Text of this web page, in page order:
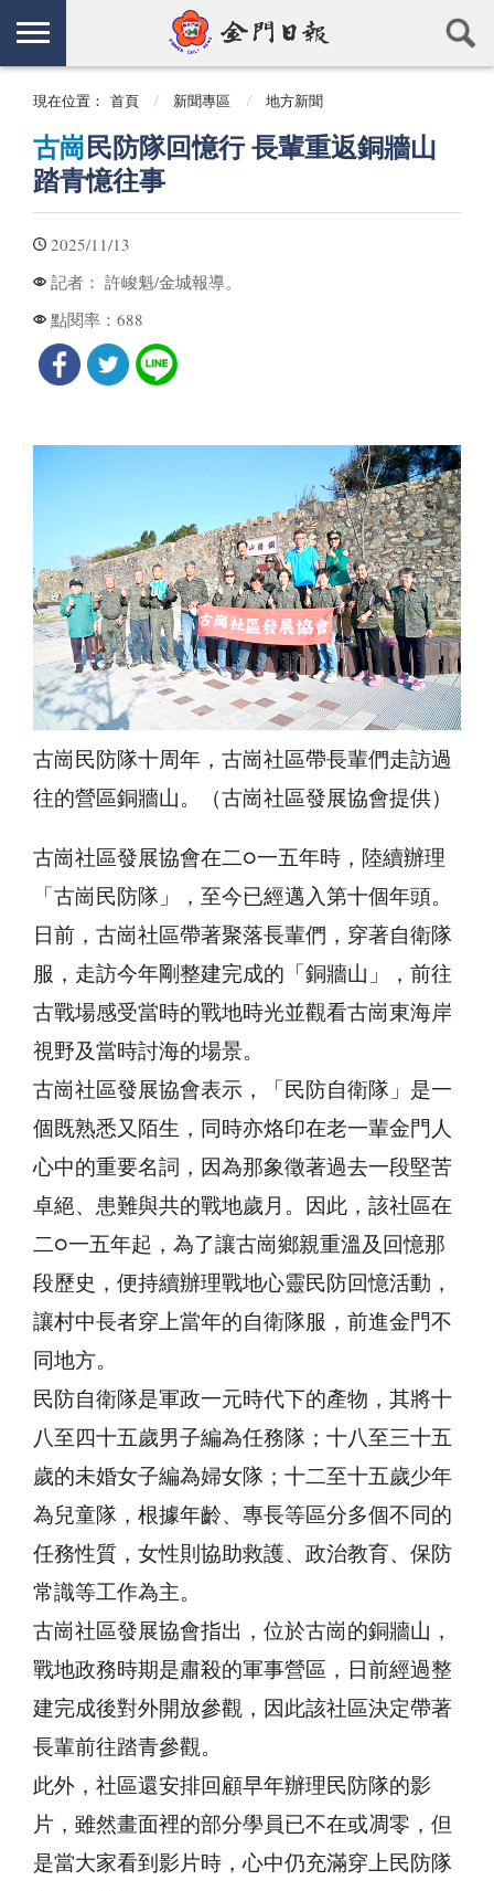
現在位置： 首頁 新聞專區 地方新聞
古崗民防隊回憶行 長輩重返銅牆山
踏青憶往事
2025/11/13
記者： 許峻魁/金城報導。
點閱率： 688
古崗民防隊十周年，古崗社區帶長輩們走訪過
往的營區銅牆山。（古崗社區發展協會提供）
古崗社區發展協會在二○一五年時，陸續辦理
「古崗民防隊」，至今已經邁入第十個年頭。
日前，古崗社區帶著聚落長輩們，穿著自衛隊
服，走訪今年剛整建完成的「銅牆山」，前往
古戰場感受當時的戰地時光並觀看古崗東海岸
視野及當時討海的場景。
古崗社區發展協會表示，「民防自衛隊」是一
個既熟悉又陌生，同時亦烙印在老一輩金門人
心中的重要名詞，因為那象徵著過去一段堅苦
卓絕、患難與共的戰地歲月。因此，該社區在
二○一五年起，為了讓古崗鄉親重溫及回憶那
段歷史，便持續辦理戰地心靈民防回憶活動，
讓村中長者穿上當年的自衛隊服，前進金門不
同地方。
民防自衛隊是軍政一元時代下的產物，其將十
八至四十五歲男子編為任務隊；十八至三十五
歲的未婚女子編為婦女隊；十二至十五歲少年
為兒童隊，根據年齡、專長等區分多個不同的
任務性質，女性則協助救護、政治教育、保防
常識等工作為主。
古崗社區發展協會指出，位於古崗的銅牆山，
戰地政務時期是肅殺的軍事營區，日前經過整
建完成後對外開放參觀，因此該社區決定帶著
長輩前往踏青參觀。
此外，社區還安排回顧早年辦理民防隊的影
片，雖然畫面裡的部分學員已不在或凋零，但
是當大家看到影片時，心中仍充滿穿上民防隊